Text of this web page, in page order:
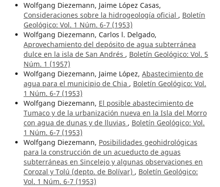
Wolfgang Diezemann, Jaime López Casas,
Consideraciones sobre la hidrogeología oficial , Boletín
Geológico: Vol. 1 Núm. 6-7 (1953)
Wolfgang Diezemann, Carlos l. Delgado,
Aprovechamiento del depósito de agua subterránea
dulce en la isla de San Andrés , Boletín Geológico: Vol. 5
Núm. 1 (1957)
Wolfgang Diezemann, Jaime López, Abastecimiento de
agua para el municipio de Chia , Boletín Geológico: Vol.
1 Núm. 6-7 (1953)
Wolfgang Diezemann, El posible abastecimiento de
Tumaco y de la urbanización nueva en la Isla del Morro
con agua de dunas y de lluvias , Boletín Geológico: Vol.
1 Núm. 6-7 (1953)
Wolfgang Diezemann, Posibilidades geohidrológicas
para la construcción de un acueducto de aguas
subterráneas en Sincelejo y algunas observaciones en
Corozal y Tolú (depto. de Bolívar) , Boletín Geológico:
Vol. 1 Núm. 6-7 (1953)